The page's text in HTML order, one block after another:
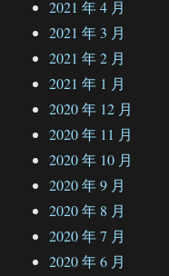
2021 年 4 月
2021 年 3 月
2021 年 2 月
2021 年 1 月
2020 年 12 月
2020 年 11 月
2020 年 10 月
2020 年 9 月
2020 年 8 月
2020 年 7 月
2020 年 6 月